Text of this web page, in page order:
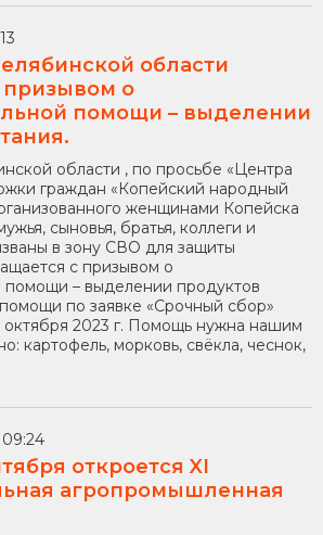
области
призывом о
помощи – выделении
области , по просьбе «Центра
граждан «Копейский народный
женщинами Копейска
сыновья, братья, коллеги и
в зону СВО для защиты
с призывом о
помощи – выделении продуктов
по заявке «Срочный сбор»
октября 2023 г. Помощь нужна нашим
картофель, морковь, свёкла, чеснок,
откроется XI
агропромышленная